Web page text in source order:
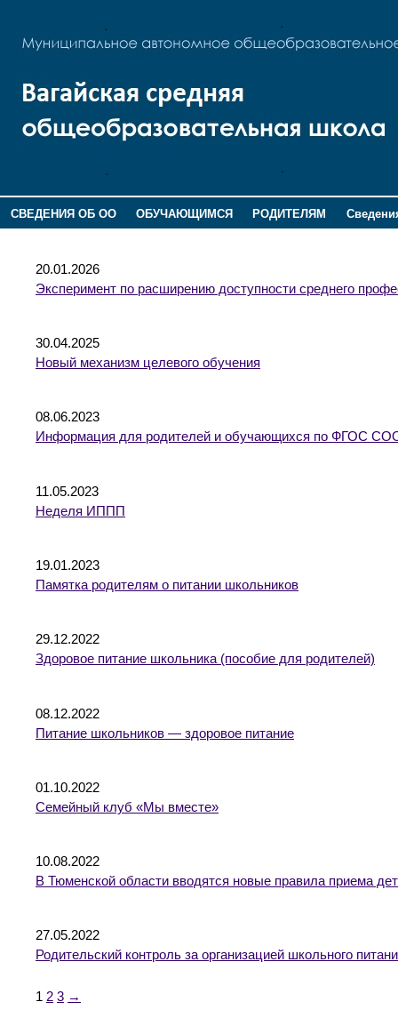
СВЕДЕНИЯ ОБ ОО ОБУЧАЮЩИМСЯ РОДИТЕЛЯМ
20.01.2026
Эксперимент по расширению доступности среднего
30.04.2025
Новый механизм целевого обучения
08.06.2023
Информация для родителей и обучающихся по ФГОС
11.05.2023
Неделя ИППП
19.01.2023
Памятка родителям о питании школьников
29.12.2022
Здоровое питание школьника (пособие для родителей)
08.12.2022
Питание школьников — здоровое питание
01.10.2022
Семейный клуб «Мы вместе»
10.08.2022
В Тюменской области вводятся новые правила приема
27.05.2022
Родительский контроль за организацией школьного
1 2 3 →